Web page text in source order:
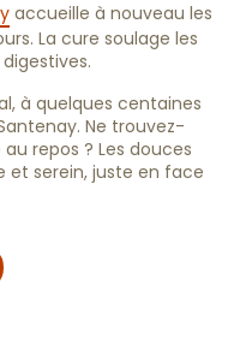
accueille à nouveau les
La cure soulage les
à quelques centaines
Ne trouvez-
repos ? Les douces
serein, juste en face